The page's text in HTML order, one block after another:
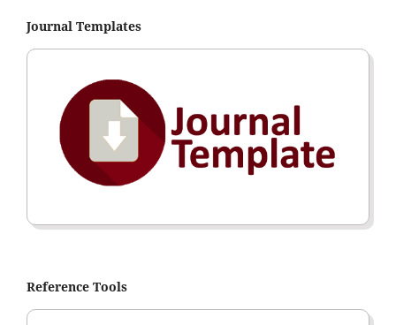
Journal Templates
Reference Tools